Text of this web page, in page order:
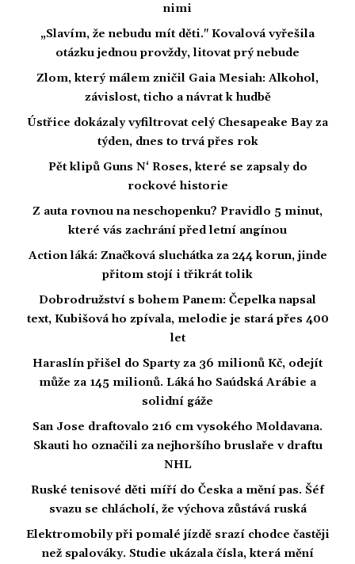
nimi
„Slavím, že nebudu mít děti." Kovalová vyřešila
otázku jednou provždy, litovat prý nebude
Zlom, který málem zničil Gaia Mesiah: Alkohol,
závislost, ticho a návrat k hudbě
Ústřice dokázaly vyfiltrovat celý Chesapeake Bay za
týden, dnes to trvá přes rok
Pět klipů Guns N‘ Roses, které se zapsaly do
rockové historie
Z auta rovnou na neschopenku? Pravidlo 5 minut,
které vás zachrání před letní angínou
Action láká: Značková sluchátka za 244 korun, jinde
přitom stojí i třikrát tolik
Dobrodružství s bohem Panem: Čepelka napsal
text, Kubišová ho zpívala, melodie je stará přes 400
let
Haraslín přišel do Sparty za 36 milionů Kč, odejít
může za 145 milionů. Láká ho Saúdská Arábie a
solidní gáže
San Jose draftovalo 216 cm vysokého Moldavana.
Skauti ho označili za nejhoršího bruslaře v draftu
NHL
Ruské tenisové děti míří do Česka a mění pas. Šéf
svazu se chlácholí, že výchova zůstává ruská
Elektromobily při pomalé jízdě srazí chodce častěji
než spalováky. Studie ukázala čísla, která mění